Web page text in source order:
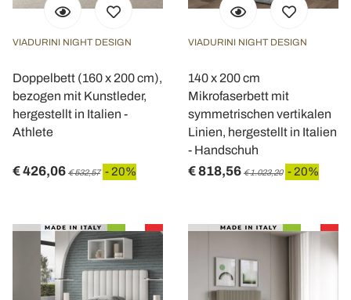
VIADURINI NIGHT DESIGN
Doppelbett (160 x 200 cm),
bezogen mit Kunstleder,
hergestellt in Italien -
Athlete
€ 426,06 € 532,57 - 20%
VIADURINI NIGHT DESIGN
140 x 200 cm
Mikrofaserbett mit
symmetrischen vertikalen
Linien, hergestellt in Italien
- Handschuh
€ 818,56 € 1.023,20 - 20%